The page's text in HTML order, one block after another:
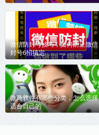
微信防封号技巧，如何防止微信
封号6招搞定
微商软件有哪些分类，怎么选择
适合自己的